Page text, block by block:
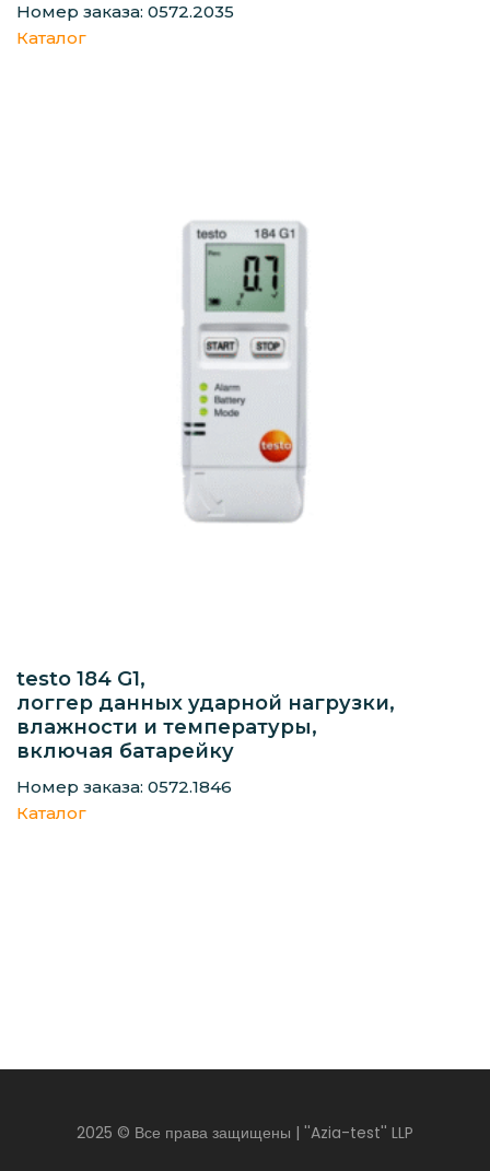
Номер заказа: 0572.2035
Каталог
testo 184 G1,
логгер данных ударной нагрузки,
влажности и температуры,
включая батарейку
Номер заказа: 0572.1846
Каталог